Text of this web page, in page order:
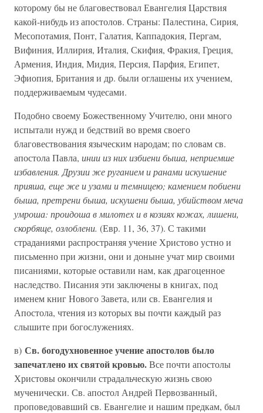
которому бы не благовествовал Евангелия Царствия
какой-нибудь из апостолов. Страны: Палестина, Сирия,
Месопотамия, Понт, Галатия, Каппадокия, Пергам,
Вифиния, Иллирия, Италия, Скифия, Фракия, Греция,
Армения, Индия, Мидия, Персия, Парфия, Египет,
Эфиопия, Британия и др. были оглашены их учением,
поддерживаемым чудесами.
Подобно своему Божественному Учителю, они много
испытали нужд и бедствий во время своего
благовествования языческим народам; по словам св.
апостола Павла, инии из них избиени быша, неприемше
избавления. Друзии же руганием и ранами искушение
прияша, еще же и узами и темницею; камением побиени
быша, претрени быша, искушени быша, убийством меча
умроша: проидоша в милотех и в козиях кожах, лишени,
скорбяще, озлоблени. (Евр. 11, 36, 37). С такими
страданиями распространяя учение Христово устно и
письменно при жизни, они и доныне учат мир своими
писаниями, которые оставили нам, как драгоценное
наследство. Писания эти заключены в книгах, под
именем книг Нового Завета, или св. Евангелия и
Апостола, чтения из которых вы почти каждый раз
слышите при богослужениях.
в) Св. богодухновенное учение апостолов было
запечатлено их святой кровью.Все почти апостолы
Христовы окончили страдальческую жизнь свою
мученически. Св. апостол Андрей Первозванный,
проповедовавший св. Евангелие и нашим предкам, был